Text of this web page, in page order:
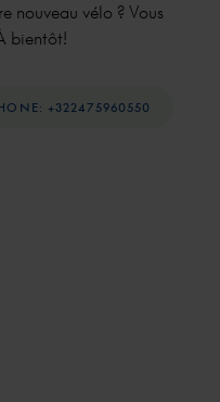
nouveau vélo ? Vous
bientôt!
+322475960550